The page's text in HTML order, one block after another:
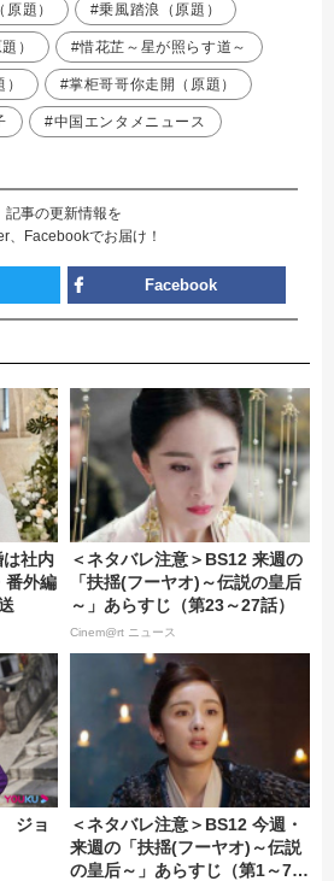
題） #乗風踏浪（原題）
） #惜花芷～星が照らす道～
#掌柜哥哥你走開（原題）
#中国エンタメニュース
記事の更新情報を
、Facebookでお届け！
Facebook
社内
番外編
＜ネタバレ注意＞BS12 来週の
「扶揺(フーヤオ)～伝説の皇后
～」あらすじ（第23～27話）
Cinem@rt ニュース
ジョ
＜ネタバレ注意＞BS12 今週・
来週の「扶揺(フーヤオ)～伝説
の皇后～」あらすじ（第1～7